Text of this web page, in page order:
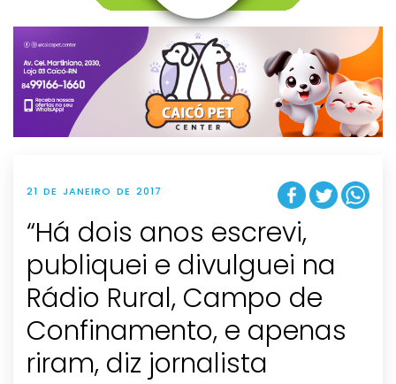
v
g
t
i
o
n
21 DE JANEIRO DE 2017
“Há dois anos escrevi,
publiquei e divulguei na
Rádio Rural, Campo de
Confinamento, e apenas
riram, diz jornalista